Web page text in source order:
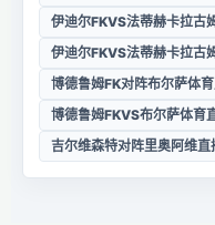
伊迪尔FKVS法蒂赫卡拉古
伊迪尔FKVS法蒂赫卡拉古
博德鲁姆FK对阵布尔萨体
博德鲁姆FKVS布尔萨体育
吉尔维森特对阵里奥阿维直